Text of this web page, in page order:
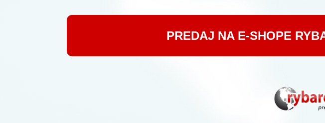
PREDAJ NA E-SHOPE